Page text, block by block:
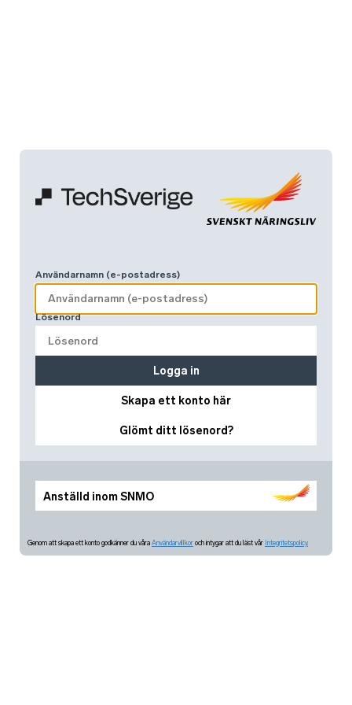
Anställd inom SNMO
Användarnamn (e-postadress)
Lösenord
Skapa ett konto här
Glömt ditt lösenord?
Logga in
Genom att skapa ett konto godkänner du våra Användarvillkor och intygar att du läst vår Integritetspolicy.